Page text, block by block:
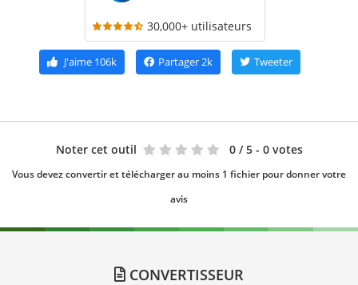
30,000+ utilisateurs
J'aime106k Partager2k Tweeter
Noter cet outil 0 / 5 - 0 votes
Vous devez convertir et télécharger au moins 1 fichier pour donner votre
avis
CONVERTISSEUR